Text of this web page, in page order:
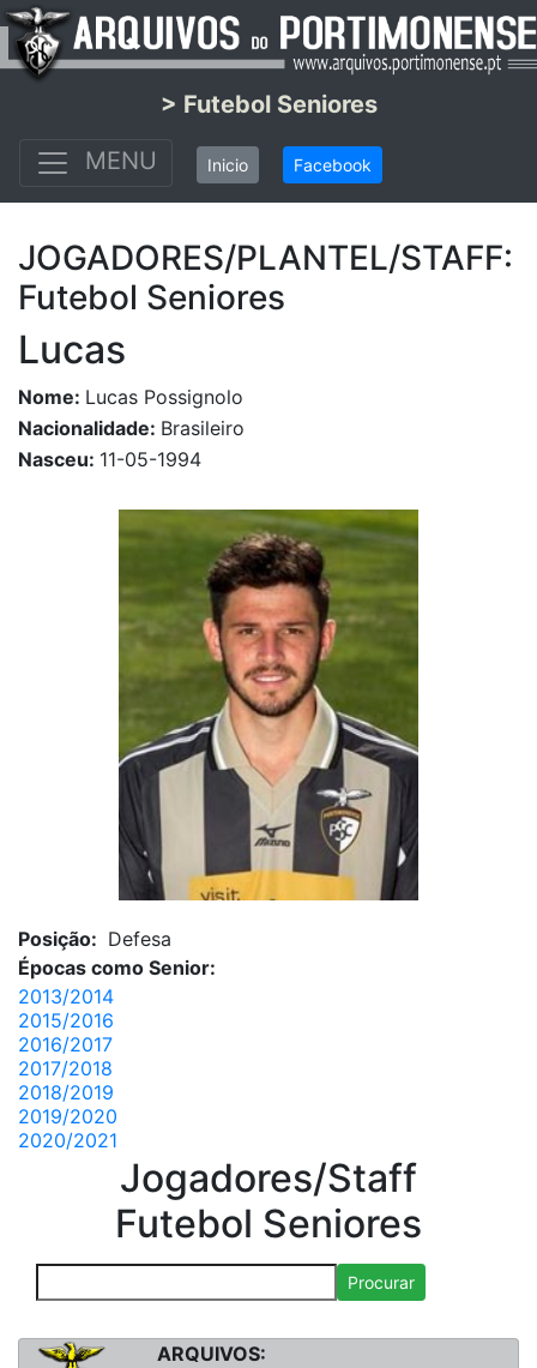
> Futebol Seniores
MENU
Inicio Facebook
JOGADORES/PLANTEL/STAFF:
Futebol Seniores
Lucas
Nome: Lucas Possignolo
Nacionalidade: Brasileiro
Nasceu: 11-05-1994
Posição: Defesa
Épocas como Senior:
2013/2014
2015/2016
2016/2017
2017/2018
2018/2019
2019/2020
2020/2021
Jogadores/Staff
Futebol Seniores
Procurar
ARQUIVOS: